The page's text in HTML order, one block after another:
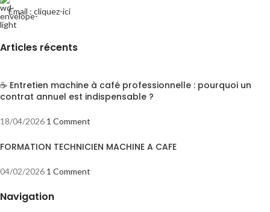
Email : cliquez-ici
Articles récents
☕ Entretien machine à café professionnelle : pourquoi un
contrat annuel est indispensable ?
18/04/2026 1 Comment
FORMATION TECHNICIEN MACHINE A CAFE
04/02/2026 1 Comment
Navigation